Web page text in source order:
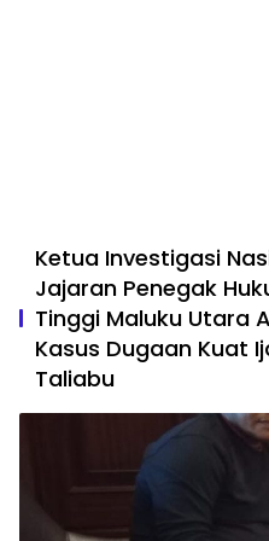
Ketua Investigasi
Jajaran Penegak
Tinggi Maluku Utara
Kasus Dugaan Kuat
Taliabu